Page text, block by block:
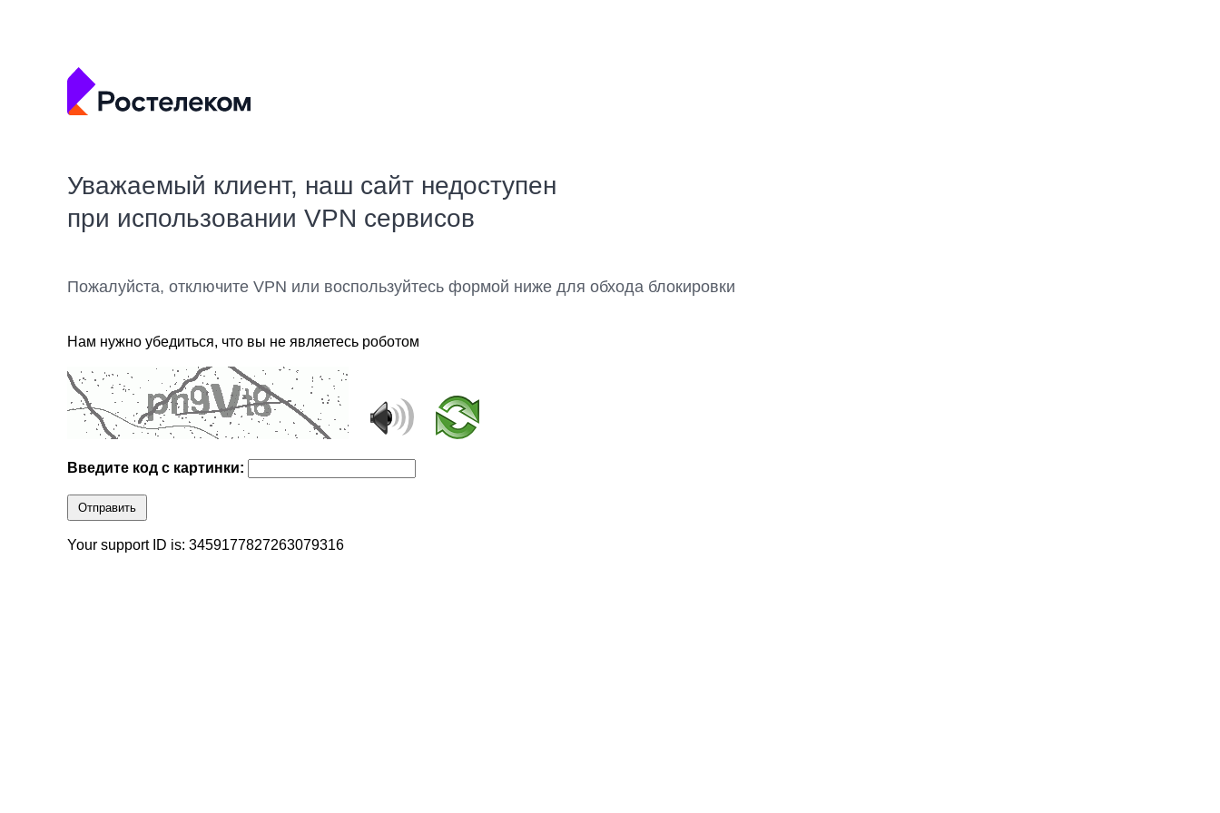
Уважаемый клиент, наш сайт недоступен
при использовании VPN сервисов
Пожалуйста, отключите VPN или воспользуйтесь формой ниже для обхода блокировки
Нам нужно убедиться, что вы не являетесь роботом
Введите код с картинки:
Отправить
Your support ID is: 3459177827263079316